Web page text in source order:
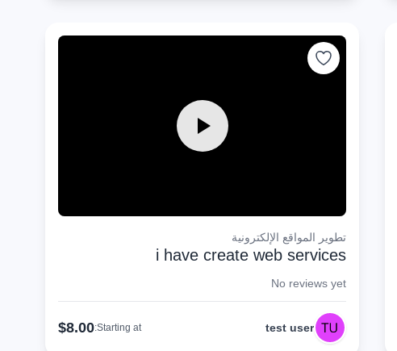
تطوير المواقع الإلكترونية
i have create web services
No reviews yet
test user
Starting at:
$8.00